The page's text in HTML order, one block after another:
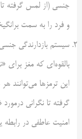
جنسی (از لمس گرفته
و فرد را به سمت
سیستم بازدارندگی
بالقوه‌ای که مغز
این ترمزها می‌توانند
گرفته تا نگرانی
امنیت عاطفی در رابطه